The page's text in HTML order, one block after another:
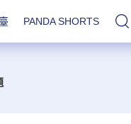
PANDA SHORTS